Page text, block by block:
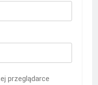
przeglądarce